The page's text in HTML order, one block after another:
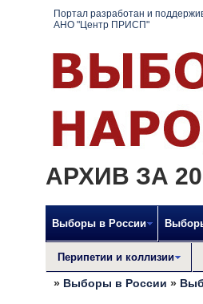
Портал разработан и
АНО "Центр ПРИСП"
АРХИВ ЗА
Выборы в России
Перипетии и коллизии
» Выборы в России »